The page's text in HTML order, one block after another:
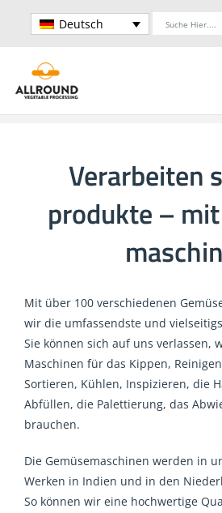
Deutsch
Search
Maschinen
Lagerung
Kontakt
Verarbeiten
produkte –
Mit über 100 verschiedenen
wir die umfassendste und
Sie können sich auf uns verlassen,
Maschinen für das Kippen,
Sortieren, Kühlen, Inspizieren, die
Abfüllen, die Palettierung, das
brauchen.
Die Gemüsemaschinen werden in
Werken in Indien und in den
So können wir eine hochwertige